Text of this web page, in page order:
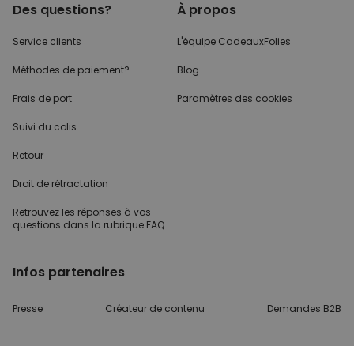
Des questions?
Service clients
Méthodes de paiement?
Frais de port
Suivi du colis
Retour
Droit de rétractation
Retrouvez les réponses à vos
questions dans la rubrique FAQ.
À propos
L'équipe CadeauxFolies
Blog
Paramètres des cookies
Infos partenaires
Presse Créateur de contenu Demandes B2B